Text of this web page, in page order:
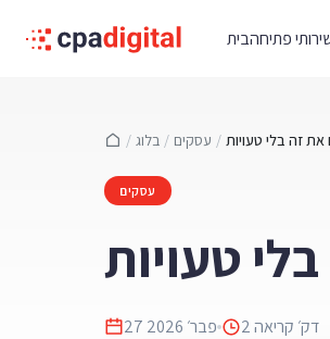
ביתפתיחה
/ בלוג / עסקים /
עסקים
טעויות
27 פבר׳ 2026 2דק׳ קריאה